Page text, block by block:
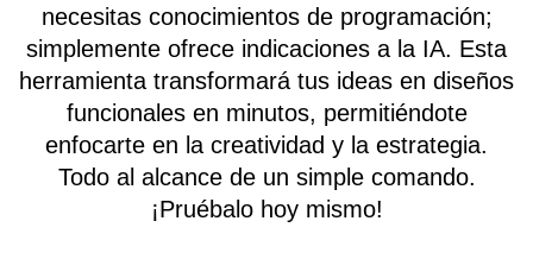
necesitas conocimientos de programación;
simplemente ofrece indicaciones a la IA. Esta
herramienta transformará tus ideas en diseños
funcionales en minutos, permitiéndote
enfocarte en la creatividad y la estrategia.
Todo al alcance de un simple comando.
¡Pruébalo hoy mismo!